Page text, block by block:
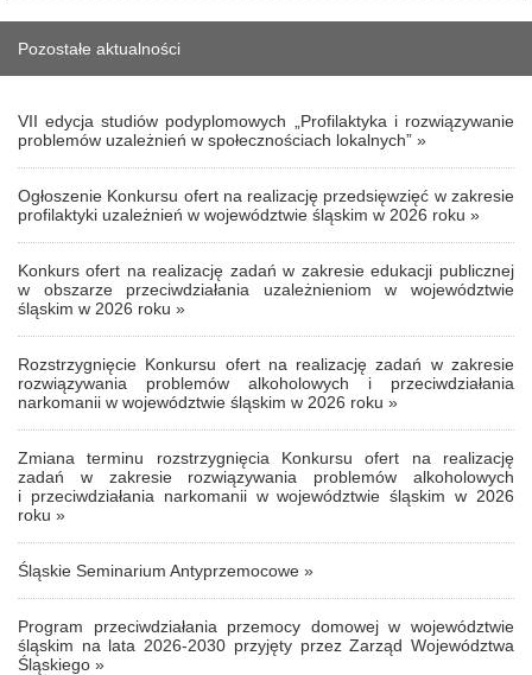
Pozostałe aktualności
VII edycja studiów podyplomowych „Profilaktyka i rozwiązywanie
problemów uzależnień w społecznościach lokalnych” »
Ogłoszenie Konkursu ofert na realizację przedsięwzięć w zakresie
profilaktyki uzależnień w województwie śląskim w 2026 roku »
Konkurs ofert na realizację zadań w zakresie edukacji publicznej
w obszarze przeciwdziałania uzależnieniom w województwie
śląskim w 2026 roku »
Rozstrzygnięcie Konkursu ofert na realizację zadań w zakresie
rozwiązywania problemów alkoholowych i przeciwdziałania
narkomanii w województwie śląskim w 2026 roku »
Zmiana terminu rozstrzygnięcia Konkursu ofert na realizację
zadań w zakresie rozwiązywania problemów alkoholowych
i przeciwdziałania narkomanii w województwie śląskim w 2026
roku »
Śląskie Seminarium Antyprzemocowe »
Program przeciwdziałania przemocy domowej w województwie
śląskim na lata 2026-2030 przyjęty przez Zarząd Województwa
Śląskiego »